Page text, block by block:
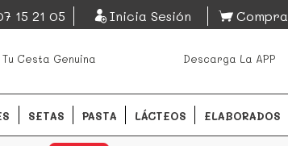
EsDeMercado.com
Barcelona y de productores locales.
15 21 05 Inicia Sesión Compra
Tu Cesta Genuina Descarga La APP
SETAS PASTA LÁCTEOS ELABORADOS